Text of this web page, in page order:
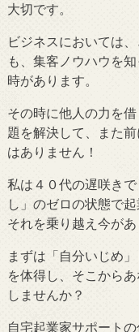
大切です。
ビジネスにおいては
も、集客ノウハウを
時があります。
その時に他人の力を
題を解決して、また
はありません！
私は４０代の遅咲き
し」のゼロの状態で
それを乗り越え今があ
まずは「自分いじめ
を体得し、そこから
しませんか？
自宅起業家サポート